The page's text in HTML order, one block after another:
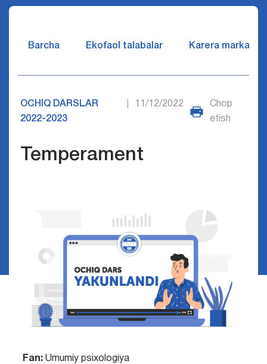
Barcha Ekofaol talabalar Karera markazi
OCHIQ DARSLAR
2022-2023
11/12/2022
Chop
etish
Temperament
Fan: Umumiy psixologiya